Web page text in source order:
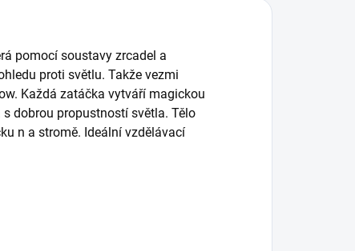
pomocí soustavy zrcadel a
proti světlu. Takže vezmi
Každá zatáčka vytváří magickou
dobrou propustností světla. Tělo
n a stromě. Ideální vzdělávací